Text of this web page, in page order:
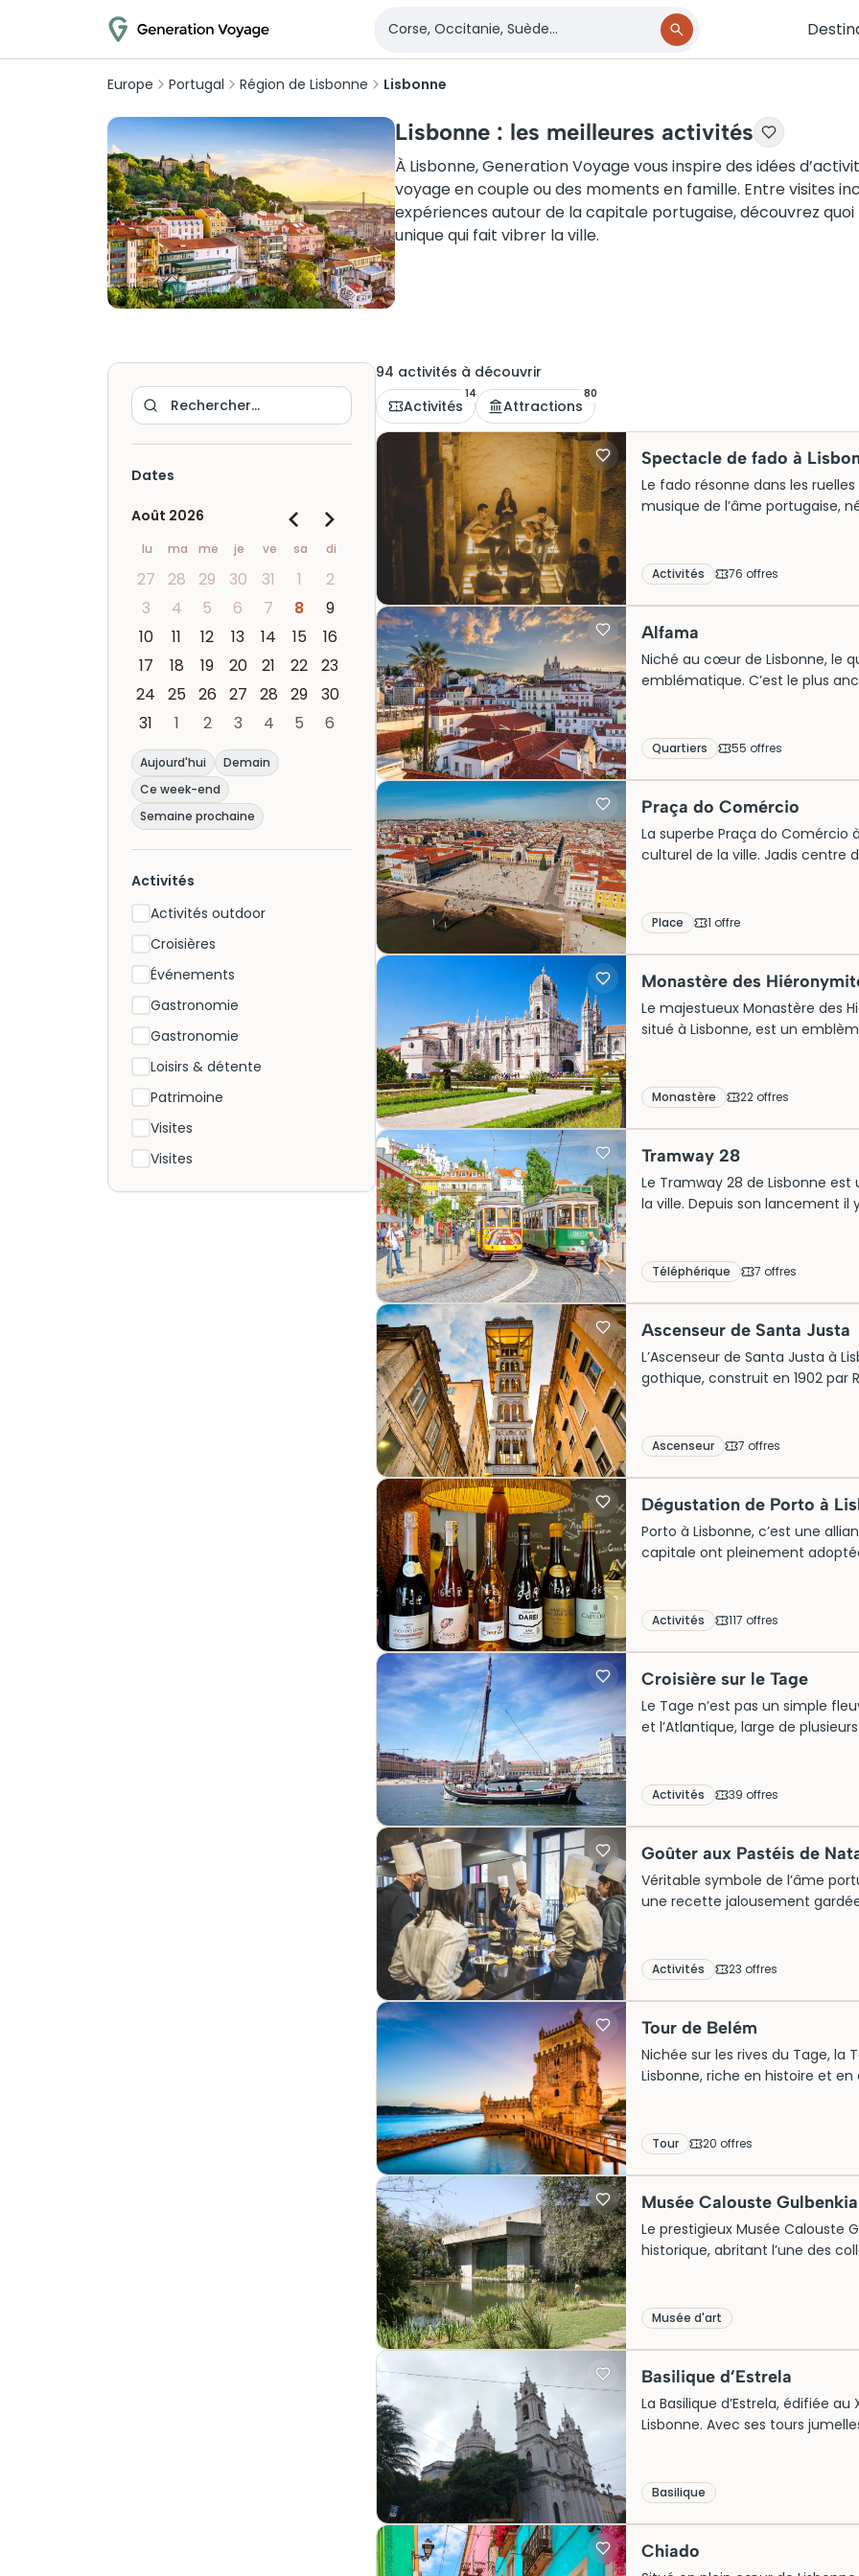
Europe Portugal Région de Lisbonne Lisbonne
Lisbonne : les meilleures activités
À Lisbonne, Generation Voyage vous inspire des idées
voyage en couple ou des moments en famille. Entre visites
expériences autour de la capitale portugaise, découvrez quoi
unique qui fait vibrer la ville.
Dates
Août 2026
lu ma me je ve sa di
27 28 29 30 31 1
2
3
4 5 6 7 8
9
10
11 12 13 14 15
16
17
18 19 20 21 22
23
24
25 26 27 28 29
30
31
1 2 3 4 5 6
Aujourd'hui
Demain
Ce week-end
Semaine prochaine
Activités
Activités outdoor
Croisières
Événements
Gastronomie
Gastronomie
Loisirs & détente
Patrimoine
Visites
Visites
94 activités à découvrir
Activités
14
Attractions
80
Spectacle de fado à
Le fado résonne dans les
musique de l’âme portugaise,
dîners accompagnés, avec des
l’avance. Éviter les adresses
établissements labellisés par la
Activités 76 offres
Alfama
Niché au cœur de Lisbonne, le
emblématique. C’est le plus
quête d’une atmosphère
dans l’âme du fado et offre
Quartiers 55 offres
Praça do Comércio
La superbe Praça do Comércio
culturel de la ville. Jadis
incontournable pour les
ainsi son rôle passé et son
Place 1 offre
Monastère des
Le majestueux Monastère des
situé à Lisbonne, est un
d’œuvre a initialement servi de
Saint-Jérôme. Aujourd’hui, il
incitant à réserver des billets à
Monastère 22 offres
Tramway 28
Le Tramway 28 de Lisbonne
la ville. Depuis son lancement il
transport quotidien, il est
touristes munis de billets
Lisbonne historique.
Téléphérique 7 offres
Ascenseur de Santa Justa
L’Ascenseur de Santa Justa à
gothique, construit en 1902 par
attire de nombreux touristes
élégante et de profiter d’une
visite incluent souvent un
Ascenseur 7 offres
Dégustation de Porto à
Porto à Lisbonne, c’est une
capitale ont pleinement
azulejos. Une expérience
pourquoi ce vin fortifié du
exigeants.
Activités 117 offres
Croisière sur le Tage
Le Tage n’est pas un simple
et l’Atlantique, large de
Indes. Face au Castelo de São
l’Alfama dorées par la lumière,
Activités 39 offres
Goûter aux Pastéis de
Véritable symbole de l’âme
une recette jalousement
savoir-faire transmis de
généralement deux heures de
accompagnée d’un café bica.
Activités 23 offres
Tour de Belém
Nichée sur les rives du Tage,
Lisbonne, riche en histoire et
permettent d’explorer ses
panoramique sur le fleuve.
captivant dans le passé
Tour 20 offres
Musée Calouste
Le prestigieux Musée Calouste
historique, abritant l’une des
Initialement fondé pour abriter
musée est aujourd’hui une
pleinement de la visite, il est
Musée d'art
Basilique d’Estrela
La Basilique d’Estrela, édifiée
Lisbonne. Avec ses tours
portugaise. Ce site
d’inspirer les visiteurs par son
Basilique
Chiado